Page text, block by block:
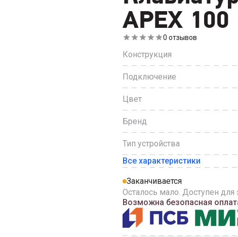
APEX 100
0 отзывов
Конструкция
Подключение
Цвет
Бренд
Тип устройства
Все характеристики
Заканчивается
Осталось мало. Доступен
Возможна безопасная